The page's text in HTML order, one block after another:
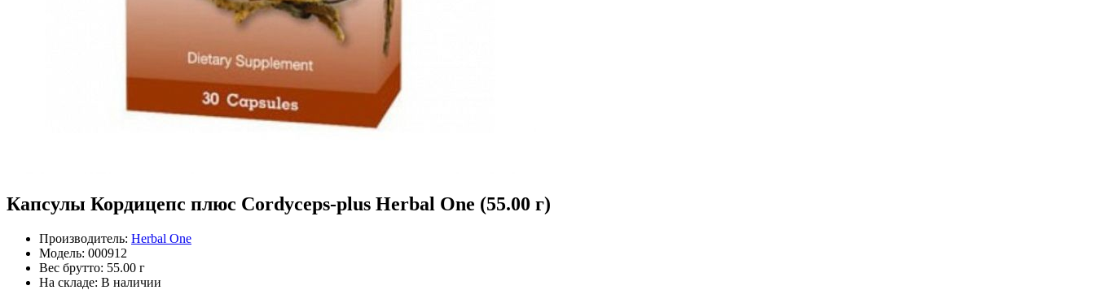
Капсулы Кордицепс плюс Сordyceps-plus Herbal One (55.00 г)
Производитель: Herbal One
Модель: 000912
Вес брутто: 55.00 г
На складе: В наличии